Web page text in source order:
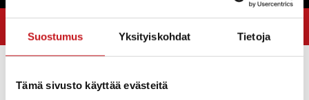
Suostumus Yksityiskohdat Tietoja
Tämä sivusto käyttää evästeitä
Olet tässä:Etusivu>Uutiset>VESIKATKO KOKO KIRKONKYLÄN
ALUEELLA TÄNÄÄN KLO.21.30 ALKAEN